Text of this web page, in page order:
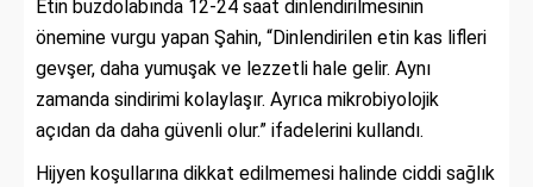
Etin buzdolabında 12-24 saat dinlendirilmesinin
önemine vurgu yapan Şahin, “Dinlendirilen etin kas lifleri
gevşer, daha yumuşak ve lezzetli hale gelir. Aynı
zamanda sindirimi kolaylaşır. Ayrıca mikrobiyolojik
açıdan da daha güvenli olur.” ifadelerini kullandı.
Hijyen koşullarına dikkat edilmemesi halinde ciddi sağlık